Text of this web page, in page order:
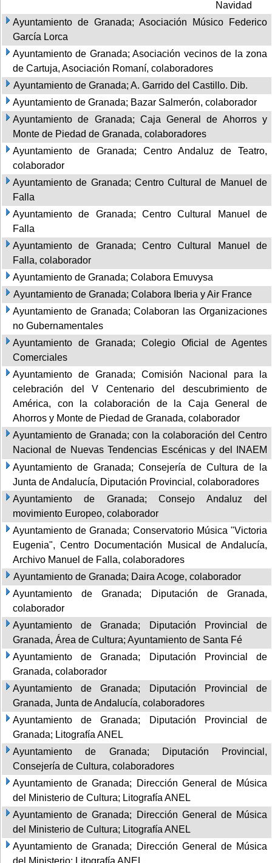
Navidad
Ayuntamiento de Granada; Asociación Músico Federico
García Lorca
Ayuntamiento de Granada; Asociación vecinos de la zona
de Cartuja, Asociación Romaní, colaboradores
Ayuntamiento de Granada; A. Garrido del Castillo. Dib.
Ayuntamiento de Granada; Bazar Salmerón, colaborador
Ayuntamiento de Granada; Caja General de Ahorros y
Monte de Piedad de Granada, colaboradores
Ayuntamiento de Granada; Centro Andaluz de Teatro,
colaborador
Ayuntamiento de Granada; Centro Cultural de Manuel de
Falla
Ayuntamiento de Granada; Centro Cultural Manuel de
Falla
Ayuntamiento de Granada; Centro Cultural Manuel de
Falla, colaborador
Ayuntamiento de Granada; Colabora Emuvysa
Ayuntamiento de Granada; Colabora Iberia y Air France
Ayuntamiento de Granada; Colaboran las Organizaciones
no Gubernamentales
Ayuntamiento de Granada; Colegio Oficial de Agentes
Comerciales
Ayuntamiento de Granada; Comisión Nacional para la
celebración del V Centenario del descubrimiento de
América, con la colaboración de la Caja General de
Ahorros y Monte de Piedad de Granada, colaborador
Ayuntamiento de Granada; con la colaboración del Centro
Nacional de Nuevas Tendencias Escénicas y del INAEM
Ayuntamiento de Granada; Consejería de Cultura de la
Junta de Andalucía, Diputación Provincial, colaboradores
Ayuntamiento de Granada; Consejo Andaluz del
movimiento Europeo, colaborador
Ayuntamiento de Granada; Conservatorio Música "Victoria
Eugenia", Centro Documentación Musical de Andalucía,
Archivo Manuel de Falla, colaboradores
Ayuntamiento de Granada; Daira Acoge, colaborador
Ayuntamiento de Granada; Diputación de Granada,
colaborador
Ayuntamiento de Granada; Diputación Provincial de
Granada, Área de Cultura; Ayuntamiento de Santa Fé
Ayuntamiento de Granada; Diputación Provincial de
Granada, colaborador
Ayuntamiento de Granada; Diputación Provincial de
Granada, Junta de Andalucía, colaboradores
Ayuntamiento de Granada; Diputación Provincial de
Granada; Litografía ANEL
Ayuntamiento de Granada; Diputación Provincial,
Consejería de Cultura, colaboradores
Ayuntamiento de Granada; Dirección General de Música
del Ministerio de Cultura; Litografía ANEL
Ayuntamiento de Granada; Dirección General de Música
del Ministerio de Cultura; Litografía ANEL
Ayuntamiento de Granada; Dirección General de Música
del Ministerio; Litografía ANEL